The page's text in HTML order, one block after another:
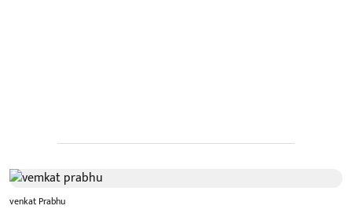
venkat Prabhu